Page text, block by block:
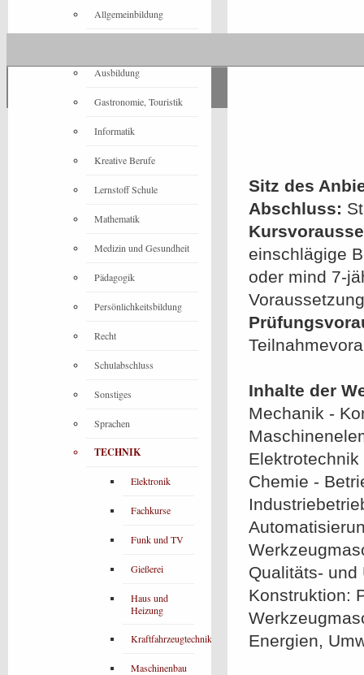
Sitz des
Abschluss:
einschlägige
oder mind 7-
Inhalte der
Mechanik -
Chemie -
Qualitäts- und
Konstruktion:
Energien,
Allgemeinbildung
Ausbildung
Gastronomie, Touristik
Informatik
Kreative Berufe
Lernstoff Schule
Mathematik
Medizin und Gesundheit
Pädagogik
Persönlichkeitsbildung
Recht
Schulabschluss
Sonstiges
Sprachen
TECHNIK
Elektronik
Fachkurse
Funk und TV
Gießerei
Haus und
Heizung
Kraftfahrzeugtechnik
Maschinenbau